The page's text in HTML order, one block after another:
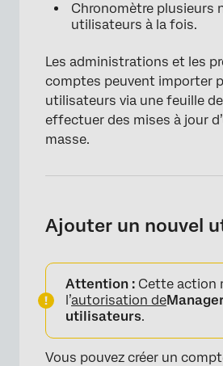
Chronomètre plusieurs
utilisateurs à la fois.
Les administrations et les
comptes peuvent importer
utilisateurs via une feuille
effectuer des mises à jour
masse.
Ajouter un nouvel
Attention : Cette action
l’autorisation de
utilisateurs.
Vous pouvez créer un